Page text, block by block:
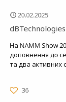
20.02.2025
dBTechnologies
На NAMM Show
доповнення до
та два активних
36